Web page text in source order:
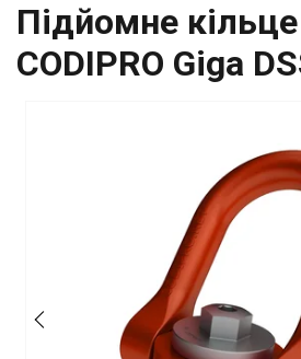
Підйомне
CODIPRO Giga